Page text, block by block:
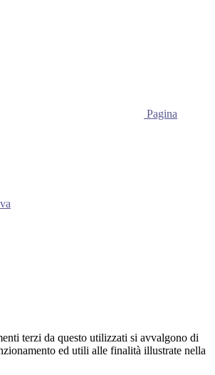
Pagina
terzi da questo utilizzati si avvalgono di
ed utili alle finalità illustrate nella